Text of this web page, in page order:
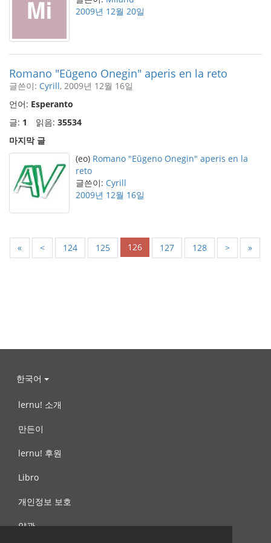
2009년 12월 20일
Romano "Eŭgeno Onegin" aperis en la reto
글쓴이: Cyrill, 2009년 12월 16일
언어: Esperanto
글: 1 읽음: 35534
마지막 글
(eo) Romano "Eŭgeno Onegin" aperis en la
reto
글쓴이: Cyrill
2009년 12월 16일
« < 124 125 126 127 128 > »
한국어
lernu! 소개
만든이
lernu! 후원
Libro
개인정보 보호
약관